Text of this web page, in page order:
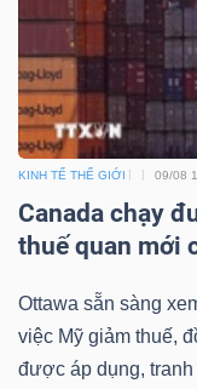
KINH TẾ THẾ GIỚI 09/08
Canada chạy
thuế quan mới
Ottawa sẵn sàng
việc Mỹ giảm thuế,
được áp dụng,
Dịch
vụ
(-)
Đào